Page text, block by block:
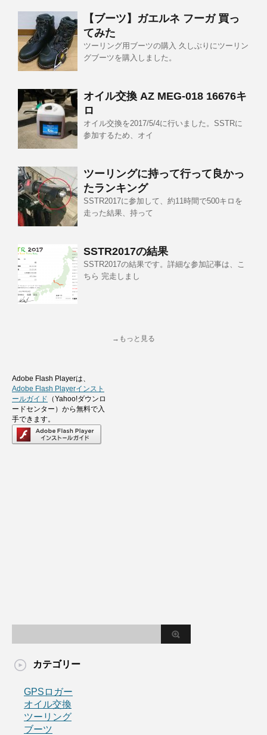
【ブーツ】ガエルネ フーガ 買っ
てみた
ツーリング用ブーツの購入 久しぶりにツーリン
グブーツを購入しました。
オイル交換 AZ MEG-018 16676キ
ロ
オイル交換を2017/5/4に行いました。SSTRに
参加するため、オイ
ツーリングに持って行って良かっ
たランキング
SSTR2017に参加して、約11時間で500キロを
走った結果、持って
SSTR2017の結果
SSTR2017の結果です。詳細な参加記事は、こ
ちら 完走しまし
→もっと見る
Adobe Flash Playerは、
Adobe Flash Playerインスト
ールガイド （Yahoo!ダウンロ
ードセンター）から無料で入
手できます。
カテゴリー
GPSロガー
オイル交換
ツーリング
ブーツ